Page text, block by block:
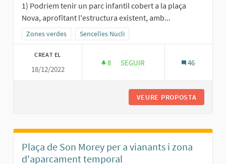
1) Podríem tenir un parc infantil cobert a la plaça
Nova, aprofitant l'estructura existent, amb...
Resultats al filtrar per la categoria: Zones verdes
Zones verdes Resultats al filtrar per l'àmbit: Sencelles Nucli
Sencelles Nucli
CREAT EL
18/12/2022
8 8 SEGUIDORES
SEGUIR 46
VEURE PROPOSTA
Plaça de Son Morey per a vianants i zona
d'aparcament temporal